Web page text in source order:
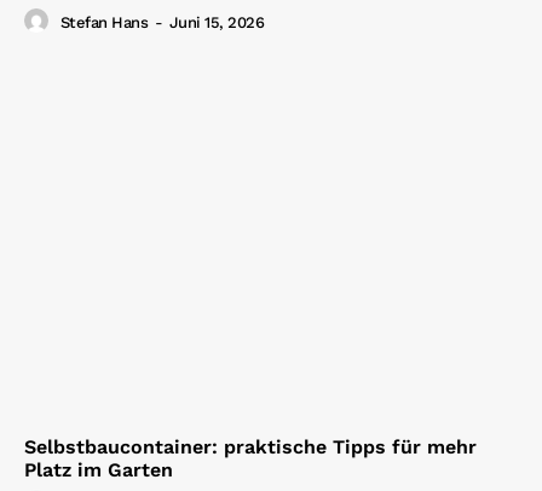
Stefan Hans - Juni 15, 2026
Selbstbaucontainer: praktische Tipps für mehr
Platz im Garten